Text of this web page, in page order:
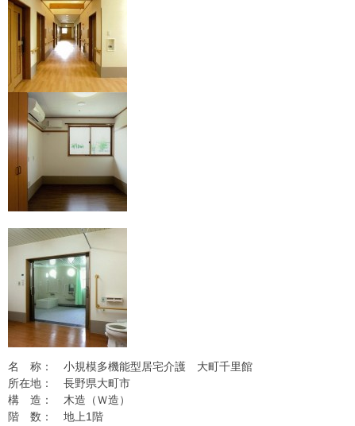
名 称： 小規模多機能型居宅介護 大町千里館
所在地： 長野県大町市
構 造： 木造（Ｗ造）
階 数： 地上1階